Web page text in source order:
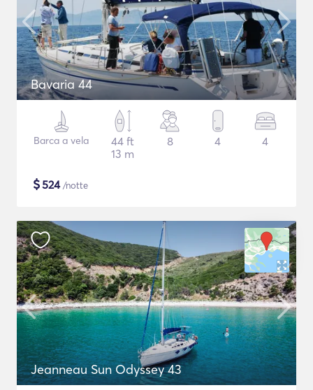
Bavaria 44
Barca a vela
44 ft
13 m
8 4 4
$524/notte
Jeanneau Sun Odyssey 43